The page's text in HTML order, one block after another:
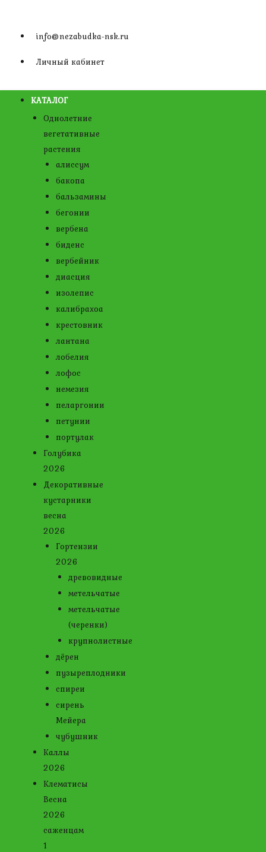
содержимомуinfo@nezabudka-nsk.ru
Личный кабинет
КАТАЛОГ
Однолетние
вегетативные
растения
алиссум
бакопа
бальзамины
бегонии
вербена
биденс
вербейник
диасция
изолепис
калибрахоа
крестовник
лантана
лобелия
лофос
немезия
пеларгонии
петунии
портулак
Голубика
2026
Декоративные
кустарники
весна
2026
Гортензии
2026
древовидные
метельчатые
метельчатые
(черенки)
крупнолистные
дёрен
пузыреплодники
спиреи
сирень
Мейера
чубушник
Каллы
2026
Клематисы
Весна
2026
саженцам
1